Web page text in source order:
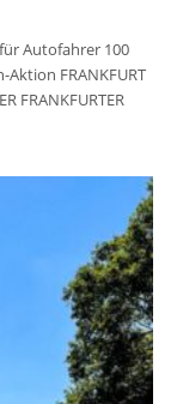
Autofahrer 100
FRANKFURT
FRANKFURTER